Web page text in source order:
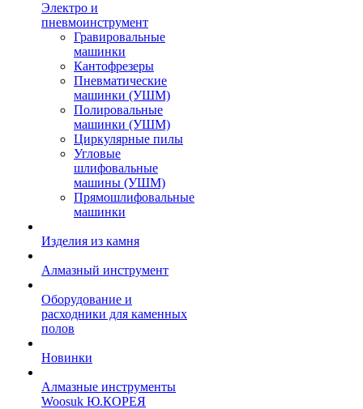
Электро и
пневмоинструмент
Гравировальные
машинки
Кантофрезеры
Пневматические
машинки (УШМ)
Полировальные
машинки (УШМ)
Циркулярные пилы
Угловые
шлифовальные
машины (УШМ)
Прямошлифовальные
машинки
Изделия из камня
Алмазный инструмент
Оборудование и
расходники для каменных
полов
Новинки
Алмазные инструменты
Woosuk Ю.КОРЕЯ